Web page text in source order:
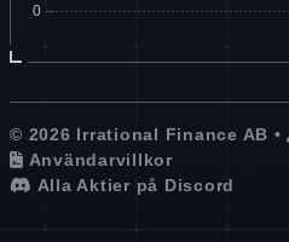
© 2026 Irrational Finance AB •
Användarvillkor
Alla Aktier på Discord